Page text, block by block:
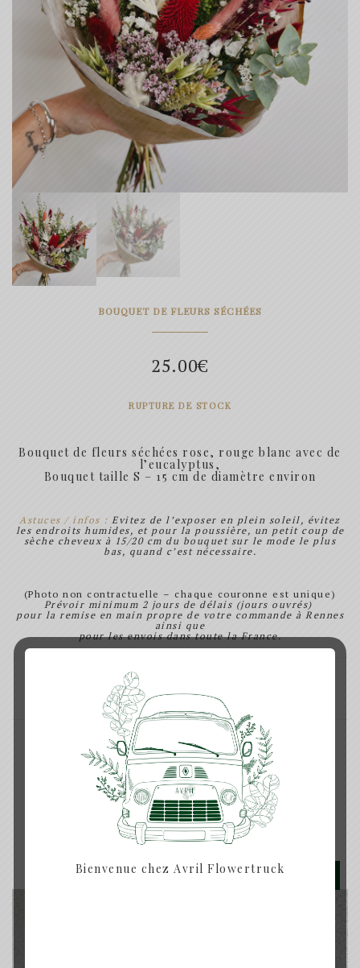
BOUQUET DE FLEURS SÉCHÉES
25.00€
RUPTURE DE STOCK
Bouquet de fleurs séchées rose, rouge blanc avec de
l’eucalyptus,
Bouquet taille S – 15 cm de diamètre environ
Astuces / infos : Evitez de l’exposer en plein soleil, évitez
les endroits humides, et pour la poussière, un petit coup de
sèche cheveux à 15/20 cm du bouquet sur le mode le plus
bas, quand c’est nécessaire.
(Photo non contractuelle – chaque couronne est unique)
Prévoir minimum 2 jours de délais (jours ouvrés)
pour la remise en main propre de votre commande à Rennes
ainsi que
pour les envois dans toute la France.
SHARE:
Produits similaires
Rupture de Stock
Bienvenue chez Avril Flowertruck